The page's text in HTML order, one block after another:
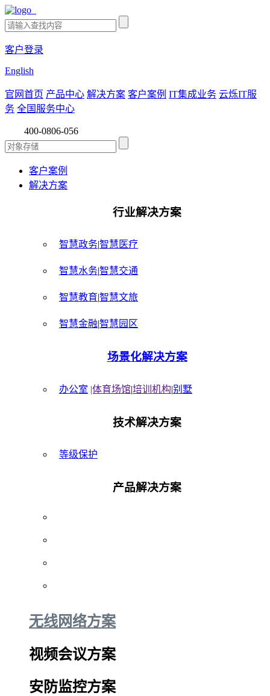
客户登录
English
官网首页 产品中心 解决方案 客户案例 IT集成业务 云烁IT服
务 全国服务中心
400-0806-056
客户案例
解决方案
行业解决方案
智慧政务|智慧医疗
智慧水务|智慧交通
智慧教育|智慧文旅
智慧金融|智慧园区
场景化解决方案
办公室 |体育场馆|培训机构|别墅
技术解决方案
等级保护
产品解决方案
无线网络方案
视频会议方案
安防监控方案